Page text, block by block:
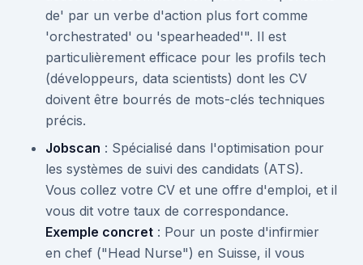
de' par un verbe d'action plus fort comme
'orchestrated' ou 'spearheaded'". Il est
particulièrement efficace pour les profils tech
(développeurs, data scientists) dont les CV
doivent être bourrés de mots-clés techniques
précis.
Jobscan : Spécialisé dans l'optimisation pour
les systèmes de suivi des candidats (ATS).
Vous collez votre CV et une offre d'emploi, et il
vous dit votre taux de correspondance.
Exemple concret : Pour un poste d'infirmier
en chef ("Head Nurse") en Suisse, il vous